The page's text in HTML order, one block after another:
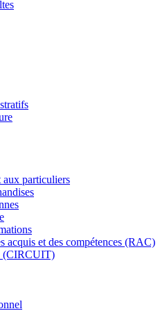
aux particuliers
acquis et des compétences (RAC)
(CIRCUIT)